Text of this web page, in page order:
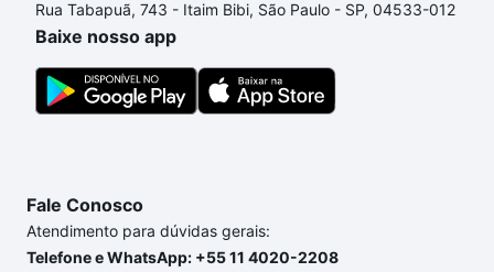
o imóvel dos seus sonhos com segurança e
conforto. Loft, com você até as chaves.
Rua Tabapuã, 743 - Itaim Bibi, São Paulo - SP, 04533-012
Baixe nosso app
Fale Conosco
Atendimento para dúvidas gerais:
Telefone e WhatsApp: +55 11 4020-2208